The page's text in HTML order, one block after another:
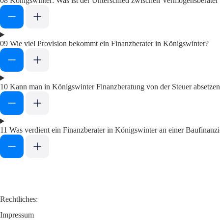
09 Wie viel Provision bekommt ein Finanzberater in Königswinter?
10 Kann man in Königswinter Finanzberatung von der Steuer
11 Was verdient ein Finanzberater in Königswinter an einer
Rechtliches:
Impressum